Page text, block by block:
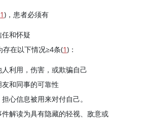
1)，患者必须有
和怀疑
存在以下情况≥4条(1)：
利用，伤害，或欺骗自己
和同事的可靠性
心信息被用来对付自己。
解读为具有隐藏的轻视、敌意或